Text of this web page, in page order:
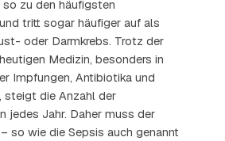
zu den häufigsten
tritt sogar häufiger auf als
oder Darmkrebs. Trotz der
Medizin, besonders in
Impfungen, Antibiotika und
steigt die Anzahl der
jedes Jahr. Daher muss der
so wie die Sepsis auch genannt